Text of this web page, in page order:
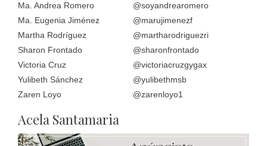
Ma. Andrea Romero
@soyandrearomero
Ma. Eugenia Jiménez
@marujimenezf
Martha Rodríguez
@martharodriguezri
Sharon Frontado
@sharonfrontado
Victoria Cruz
@victoriacruzgygax
Yulibeth Sánchez
@yulibethmsb
Zaren Loyo
@zarenloyo1
Acela Santamaria